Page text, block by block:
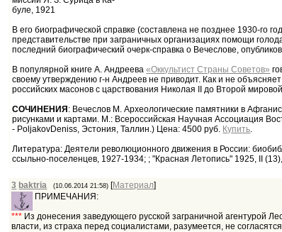
буле, 1921
В его биографической справке (составлена не позднее 1930-го
представительстве при заграничных организациях помощи
последний биографический очерк-справка о Вечеслове,
В популярной книге А. Андреева«Оккультист Страны Советов»
своему утверждению г-н Андреев не приводит. Как и не
российских масонов с царствования Николая II до Второй
СОЧИНЕНИЯ : Вечеслов М. Археологические памятники в
рисунками и картами. М.: Всероссийская Научная Ассоциация
- PoljakovDeniss, Эстония, Таллин.) Цена: 4500 руб. Купить.
Литература: Деятели революционного движения в России:
ссыльно-поселенцев, 1927-1934; ; "Красная Летопись" 1925, II
3 baktria (10.06.2014 21:58) [Материал]
ПРИМЕЧАНИЯ:
*** Из донесения заведующего русской заграничной агентурой
власти, из страха перед социалистами, разумеется, не